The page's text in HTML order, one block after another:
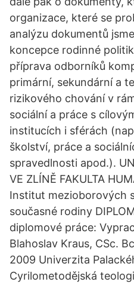
organizace, které se
analýzu dokumentů
koncepce rodinné
příprava odborníků
primární, sekundární a
rizikového chování v
sociální a práce s
institucích i sférách
školství, práce a
spravedlnosti apod.).
VE ZLÍNĚ FAKULTA
Institut mezioborových
současné rodiny
diplomové práce:
Blahoslav Kraus, CSc.
2009 Univerzita
Cyrilometodějská